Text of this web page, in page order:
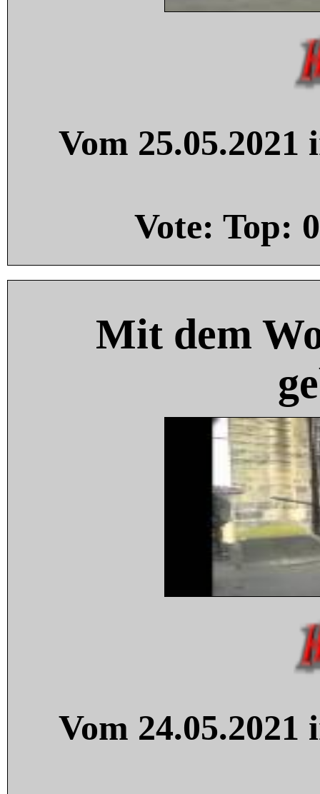
Vom
Vote: Top: 0
Mit dem
Vom